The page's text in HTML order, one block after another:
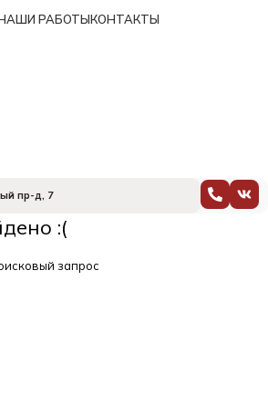
РАБОТЫКОНТАКТЫ
пр-д, 7
:(
запрос